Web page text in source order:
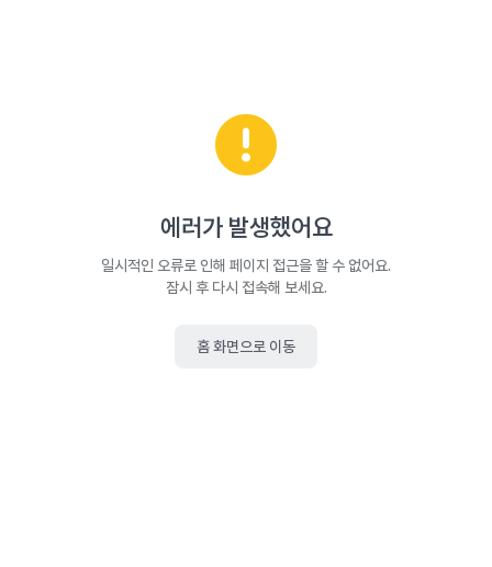
에러가 발생했어요
일시적인 오류로 인해 페이지 접근을 할 수 없어요.
잠시 후 다시 접속해 보세요.
홈 화면으로 이동